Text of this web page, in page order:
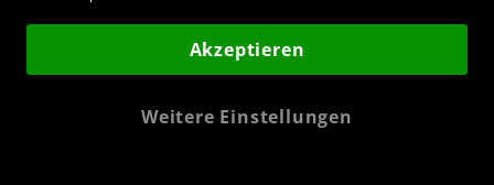
es uns zur Aufgabe gemacht, Ihnen dabei zu
Akzeptieren
Weitere Einstellungen